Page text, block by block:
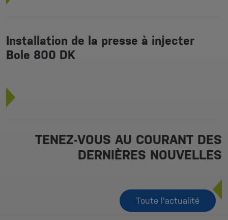
Installation de la presse à injecter
Bole 800 DK
TENEZ-VOUS AU COURANT DES
DERNIÈRES NOUVELLES
Toute l'actualité